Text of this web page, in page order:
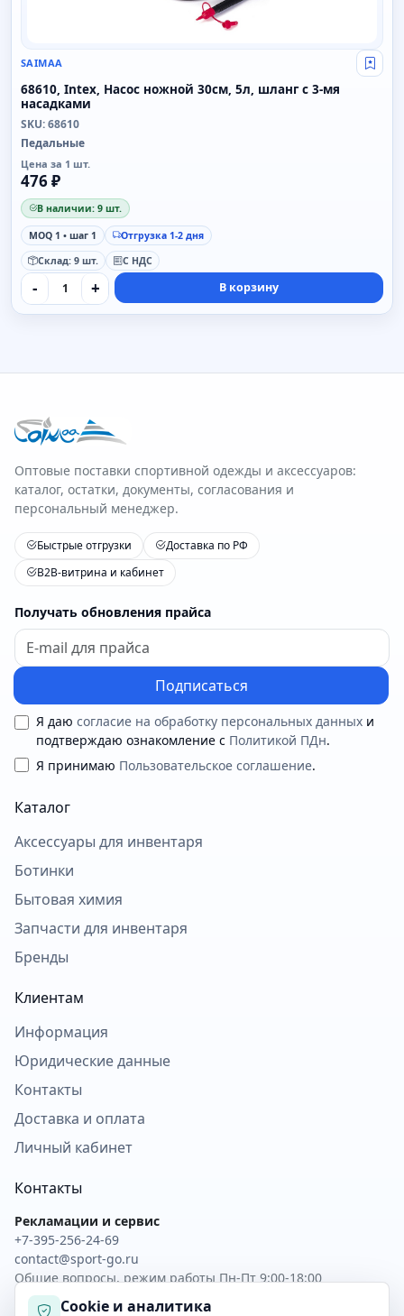
SAIMAA Свой
68610, Intex, Насос ножной 30см, 5л, шланг с 3-мя
насадками
SKU: 68610
Педальные
Цена за 1 шт.
476 ₽
В наличии: 9 шт.
MOQ 1 • шаг 1
Отгрузка 1-2 дня
Склад: 9 шт.
С НДС
- + В корзину
Оптовые поставки спортивной одежды и аксессуаров:
каталог, остатки, документы, согласования и
персональный менеджер.
Быстрые отгрузки
Доставка по РФ
B2B-витрина и кабинет
Получать обновления прайса
Подписаться
Я даю согласие на обработку персональных данных и
подтверждаю ознакомление с Политикой ПДн.
Я принимаю Пользовательское соглашение.
Каталог
Аксессуары для инвентаря
Ботинки
Бытовая химия
Запчасти для инвентаря
Бренды
Клиентам
Информация
Юридические данные
Контакты
Доставка и оплата
Личный кабинет
Контакты
Рекламации и сервис
+7-395-256-24-69
contact@sport-go.ru
Общие вопросы, режим работы Пн-Пт 9:00-18:00
Cookie и аналитика